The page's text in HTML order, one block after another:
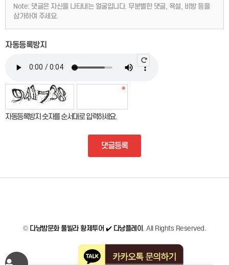
Note: 댓글은 자신을 나타내는 얼굴입니다. 무분별한 댓글, 욕설, 비방 등을
삼가하여 주세요.
자동등록방지
자동등록방지 숫자를 순서대로 입력하세요.
댓글등록
© 다낭밤문화 풀빌라 황제투어 ✔️ 다낭플레이 . All Rights Reserved.